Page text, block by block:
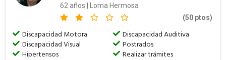
62 años | Loma Hermosa
(50 ptos)
Discapacidad Motora
Discapacidad Auditiva
Discapacidad Visual
Postrados
Hipertensos
Realizar trámites